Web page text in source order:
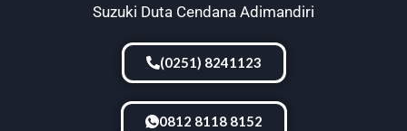
Suzuki Duta Cendana Adimandiri
(0251) 8241123
0812 8118 8152